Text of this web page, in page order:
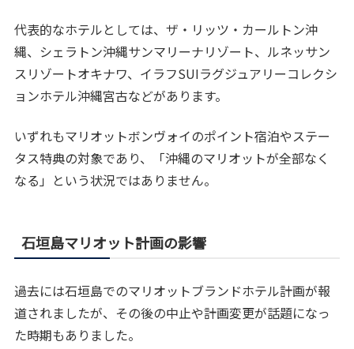
代表的なホテルとしては、ザ・リッツ・カールトン沖
縄、シェラトン沖縄サンマリーナリゾート、ルネッサン
スリゾートオキナワ、イラフSUIラグジュアリーコレクシ
ョンホテル沖縄宮古などがあります。
いずれもマリオットボンヴォイのポイント宿泊やステー
タス特典の対象であり、「沖縄のマリオットが全部なく
なる」という状況ではありません。
石垣島マリオット計画の影響
過去には石垣島でのマリオットブランドホテル計画が報
道されましたが、その後の中止や計画変更が話題になっ
た時期もありました。